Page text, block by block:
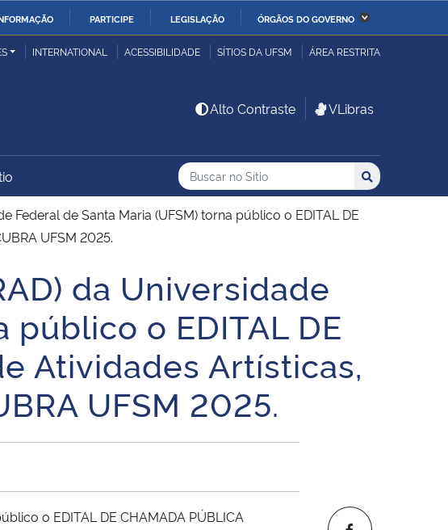
PARTICIPE LEGISLAÇÃO ÓRGÃOS DO GOVERNO
Ministério da Economia Ministério da Infraestrutura
Ministério da Ciência,
Tecnologia, Inovações e
Família e dos Direitos
Humanos
Planalto
INTERNATIONAL ACESSIBILIDADE SÍTIOS DA UFSM ÁREA RESTRITA
Alto Contraste VLibras
Busca
Buscar no no Sítio
Busca: Buscar
Federal de Santa Maria (UFSM) torna público o EDITAL DE
UFSM 2025.
da Universidade
público o EDITAL DE
Atividades Artísticas,
UFSM 2025.
o EDITAL DE CHAMADA PÚBLICA